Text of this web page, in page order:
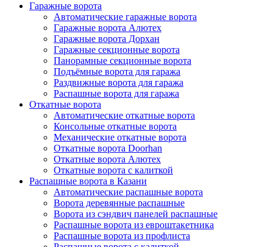
Гаражные ворота
Автоматические гаражные ворота
Гаражные ворота Алютех
Гаражные ворота Дорхан
Гаражные секционные ворота
Панорамные секционные ворота
Подъёмные ворота для гаража
Раздвижные ворота для гаража
Распашные ворота для гаража
Откатные ворота
Автоматические откатные ворота
Консольные откатные ворота
Механические откатные ворота
Откатные ворота Doorhan
Откатные ворота Алютех
Откатные ворота с калиткой
Распашные ворота в Казани
Автоматические распашные ворота
Ворота деревянные распашные
Ворота из сэндвич панелей распашные
Распашные ворота из евроштакетника
Распашные ворота из профлиста